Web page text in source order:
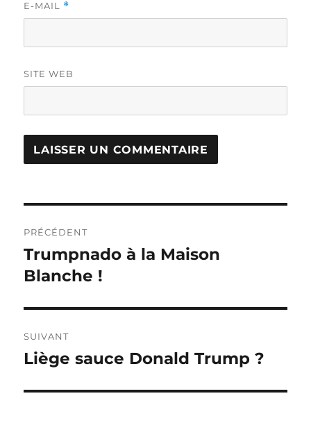
E-MAIL *
SITE WEB
de
l’article
PRÉCÉDENT
Publication
précédente :
Trumpnado à la Maison
Blanche !
SUIVANT
Publication
Liège sauce Donald Trump ?